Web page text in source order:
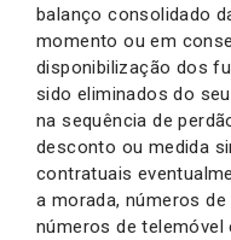
balanço consolidado
momento ou em
disponibilização dos
sido eliminados do
na sequência de
desconto ou medida
contratuais
a morada, números
números de telemóvel